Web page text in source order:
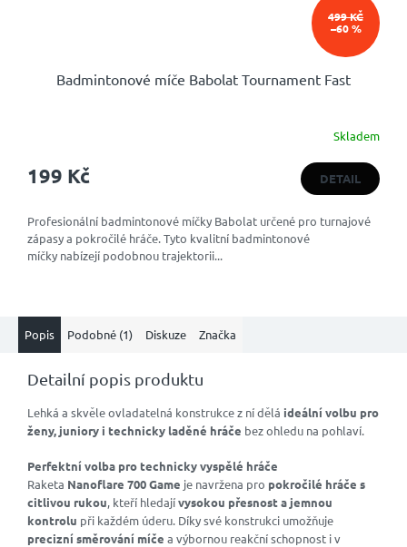
499 KČ
–60 %
Badmintonové míče Babolat Tournament Fast
Skladem
199 Kč DETAIL
Profesionální badmintonové míčky Babolat určené pro turnajové
zápasy a pokročilé hráče. Tyto kvalitní badmintonové
míčky nabízejí podobnou trajektorii...
Popis Podobné (1) Diskuze Značka
Detailní popis produktu
Lehká a skvěle ovladatelná konstrukce z ní dělá ideální volbu pro
ženy, juniory i technicky laděné hráče bez ohledu na pohlaví.
Perfektní volba pro technicky vyspělé hráče
Raketa Nanoflare 700 Game je navržena pro pokročilé hráče s
citlivou rukou, kteří hledajívysokou přesnost a jemnou
kontrolu při každém úderu. Díky své konstrukci umožňuje
precizní směrování míče a výbornou reakční schopnost i v